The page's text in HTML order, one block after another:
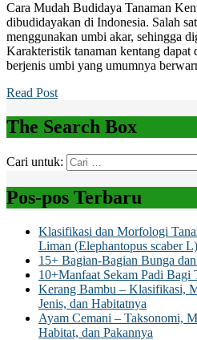
Cara Mudah Budidaya Tanaman
dibudidayakan di Indonesia. Salah
menggunakan umbi akar, sehingga
Karakteristik tanaman kentang dapat
berjenis umbi yang umumnya
Read Post
The Search Box
Cari untuk:
Pos-pos Terbaru
Klasifikasi dan Morfologi
Liman (Elephantopus scaber L)
15+ Bagian-Bagian Bunga
10+Manfaat Sekam Padi Bagi
Kerang Bambu – Klasifikasi,
Jenis, dan Habitatnya
Ayam Cemani – Taksonomi,
Habitat, dan Pakannya